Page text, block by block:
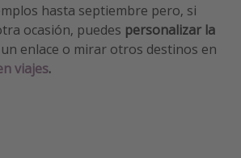
y otros destinos
hasta septiembre pero, si
ocasión, puedes personalizar la
enlace o mirar otros destinos en
viajes.